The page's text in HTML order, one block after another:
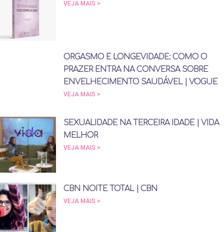
VEJA MAIS >
ORGASMO E LONGEVIDADE: COMO O
PRAZER ENTRA NA CONVERSA SOBRE
ENVELHECIMENTO SAUDÁVEL | VOGUE
VEJA MAIS >
SEXUALIDADE NA TERCEIRA IDADE | VIDA
MELHOR
VEJA MAIS >
CBN NOITE TOTAL | CBN
VEJA MAIS >